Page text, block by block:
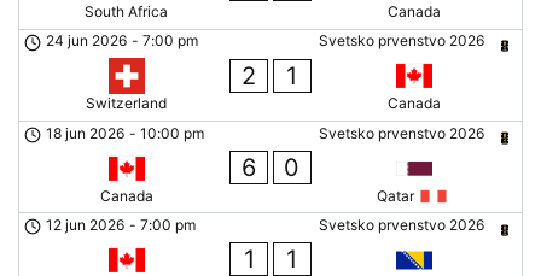
South Africa
Canada
Svetsko prvenstvo 2026
24 jun 2026 - 7:00 pm
Switzerland
2 1
Canada
Svetsko prvenstvo 2026
18 jun 2026 - 10:00 pm
Canada
6 0
Qatar
Svetsko prvenstvo 2026
12 jun 2026 - 7:00 pm
1 1